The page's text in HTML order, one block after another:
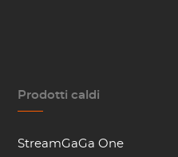
Prodotti caldi
StreamGaGa One